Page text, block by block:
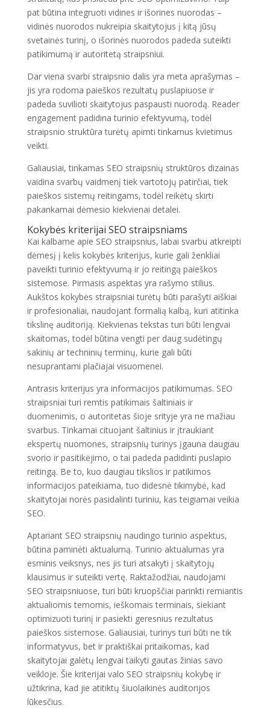
pat būtina integruoti vidines ir išorines nuorodas –
vidinės nuorodos nukreipia skaitytojus į kitą jūsų
svetainės turinį, o išorinės nuorodos padeda suteikti
patikimumą ir autoritetą straipsniui.
Dar viena svarbi straipsnio dalis yra meta aprašymas –
jis yra rodoma paieškos rezultatų puslapiuose ir
padeda suvilioti skaitytojus paspausti nuorodą. Reader
engagement padidina turinio efektyvumą, todėl
straipsnio struktūra turėtų apimti tinkamus kvietimus
veikti.
Galiausiai, tinkamas SEO straipsnių struktūros dizainas
vaidina svarbų vaidmenį tiek vartotojų patirčiai, tiek
paieškos sistemų reitingams, todėl reikėtų skirti
pakankamai dėmesio kiekvienai detalei.
Kokybės kriterijai SEO straipsniams
Kai kalbame apie SEO straipsnius, labai svarbu atkreipti
dėmesį į kelis kokybės kriterijus, kurie gali ženkliai
paveikti turinio efektyvumą ir jo reitingą paieškos
sistemose. Pirmasis aspektas yra rašymo stilius.
Aukštos kokybės straipsniai turėtų būti parašyti aiškiai
ir profesionaliai, naudojant formalią kalbą, kuri atitinka
tikslinę auditoriją. Kiekvienas tekstas turi būti lengvai
skaitomas, todėl būtina vengti per daug sudėtingų
sakinių ar techninių terminų, kurie gali būti
nesuprantami plačiajai visuomenei.
Antrasis kriterijus yra informacijos patikimumas. SEO
straipsniai turi remtis patikimais šaltiniais ir
duomenimis, o autoritetas šioje srityje yra ne mažiau
svarbus. Tinkamai cituojant šaltinius ir įtraukiant
ekspertų nuomones, straipsnių turinys įgauna daugiau
svorio ir pasitikėjimo, o tai padeda padidinti puslapio
reitingą. Be to, kuo daugiau tikslios ir patikimos
informacijos pateikiama, tuo didesnė tikimybė, kad
skaitytojai norės pasidalinti turiniu, kas teigiamai veikia
SEO.
Aptariant SEO straipsnių naudingo turinio aspektus,
būtina paminėti aktualumą. Turinio aktualumas yra
esminis veiksnys, nes jis turi atsakyti į skaitytojų
klausimus ir suteikti vertę. Raktažodžiai, naudojami
SEO straipsniuose, turi būti kruopščiai parinkti remiantis
aktualiomis temomis, ieškomais terminais, siekiant
optimizuoti turinį ir pasiekti geresnius rezultatus
paieškos sistemose. Galiausiai, turinys turi būti ne tik
informatyvus, bet ir praktiškai pritaikomas, kad
skaitytojai galėtų lengvai taikyti gautas žinias savo
veikloje. Šie kriterijai valo SEO straipsnių kokybę ir
užtikrina, kad jie atitiktų šiuolaikinės auditorijos
lūkesčius.